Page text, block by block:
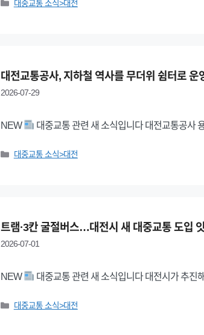
Categories
대중교통 소식>대전
대전교통공사, 지하철 역사를 무더위 쉼터로 운
2026-07-29
NEW 대중교통 관련 새 소식입니다 대전교통공사
Categories
대중교통 소식>대전
트램·3칸 굴절버스…대전시 새 대중교통 도입 잇
2026-07-01
NEW 대중교통 관련 새 소식입니다 대전시가 추
Categories
대중교통 소식>대전